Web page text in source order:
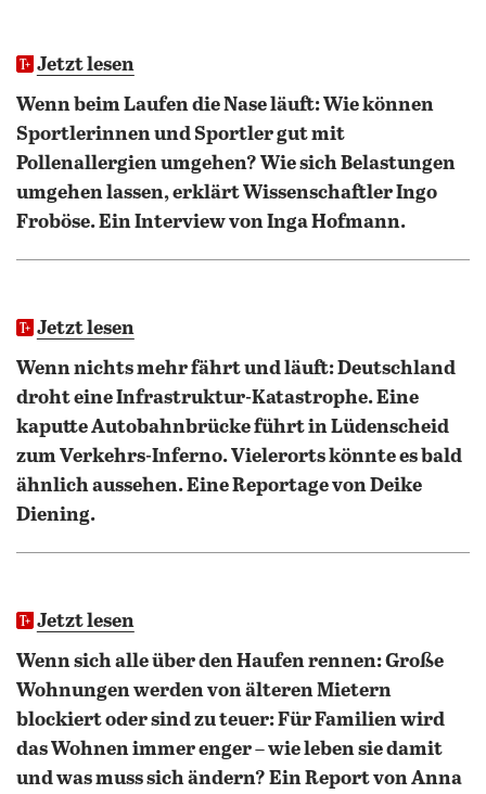
Jetzt lesen
Wenn beim Laufen die Nase läuft: Wie können
Sportlerinnen und Sportler gut mit
Pollenallergien umgehen? Wie sich Belastungen
umgehen lassen, erklärt Wissenschaftler Ingo
Froböse. Ein Interview von Inga Hofmann.
Jetzt lesen
Wenn nichts mehr fährt und läuft: Deutschland
droht eine Infrastruktur-Katastrophe. Eine
kaputte Autobahnbrücke führt in Lüdenscheid
zum Verkehrs-Inferno. Vielerorts könnte es bald
ähnlich aussehen. Eine Reportage von Deike
Diening.
Jetzt lesen
Wenn sich alle über den Haufen rennen: Große
Wohnungen werden von älteren Mietern
blockiert oder sind zu teuer: Für Familien wird
das Wohnen immer enger – wie leben sie damit
und was muss sich ändern? Ein Report von Anna